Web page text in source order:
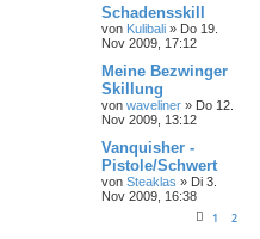
Schadensskill
von Kulibali » Do 19.
Nov 2009, 17:12
Meine Bezwinger
Skillung
von waveliner » Do 12.
Nov 2009, 13:12
Vanquisher -
Pistole/Schwert
von Steaklas » Di 3.
Nov 2009, 16:38
1 2